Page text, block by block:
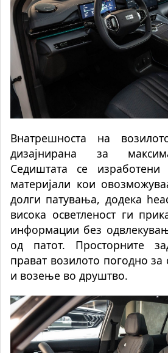
Внатрешноста на
дизајнирана за
Седиштата се изработени
материјали кои
долги патувања, додека
висока осветленост ги
информации без
од патот. Просторните
прават возилото погодно за
и возење во друштво.